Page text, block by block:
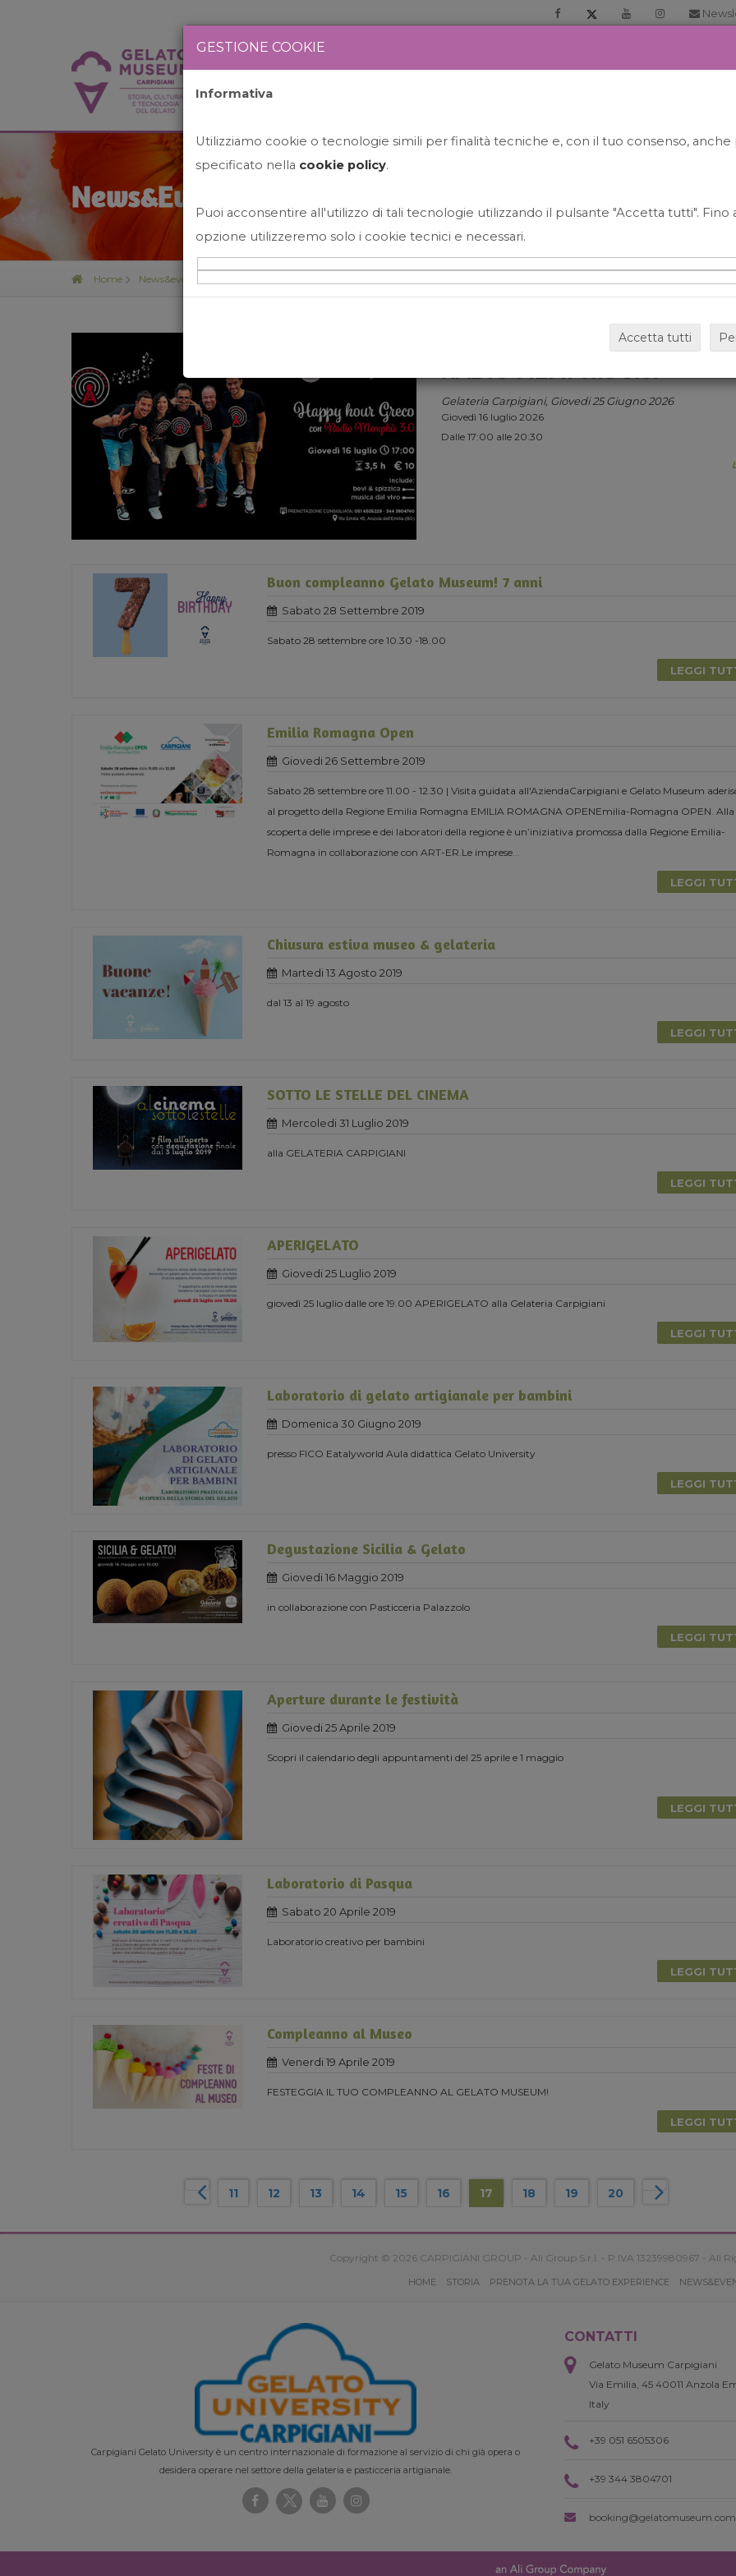
News&Events
Home News&events
HAPPY HOUR GRECO CON
RADIO MEMPHIS 3.0.
Gelateria Carpigiani, Giovedi 25 Giugno 2026
Giovedì 16 luglio 2026
Dalle 17:00 alle 20:30
Buon compleanno Gelato Museum! 7 anni
Sabato 28 Settembre 2019
Sabato 28 settembre ore 10.30 -18.00
LEGGI
Emilia Romagna Open
Giovedi 26 Settembre 2019
Sabato 28 settembre ore 11.00 - 12.30 | Visita guidata all'AziendaCarpigiani e Gelato Museum
al progetto della Regione Emilia Romagna EMILIA ROMAGNA OPENEmilia-Romagna OPEN. Alla
scoperta delle imprese e dei laboratori della regione è un’iniziativa promossa dalla Regione Emilia-
Romagna in collaborazione con ART-ER.Le imprese
LEGGI
Chiusura estiva museo & gelateria
Martedi 13 Agosto 2019
dal 13 al 19 agosto
LEGGI
SOTTO LE STELLE DEL CINEMA
Mercoledi 31 Luglio 2019
alla GELATERIA CARPIGIANI
LEGGI
APERIGELATO
Giovedi 25 Luglio 2019
giovedì 25 luglio dalle ore 19.00 APERIGELATO alla Gelateria Carpigiani
LEGGI
Laboratorio di gelato artigianale per bambini
Domenica 30 Giugno 2019
presso FICO Eatalyworld Aula didattica Gelato University
LEGGI
Degustazione Sicilia & Gelato
Giovedi 16 Maggio 2019
in collaborazione con Pasticceria Palazzolo
LEGGI
Aperture durante le festività
Giovedi 25 Aprile 2019
Scopri il calendario degli appuntamenti del 25 aprile e 1 maggio
LEGGI
Laboratorio di Pasqua
Sabato 20 Aprile 2019
Laboratorio creativo per bambini
LEGGI
Compleanno al Museo
Venerdi 19 Aprile 2019
FESTEGGIA IL TUO COMPLEANNO AL GELATO MUSEUM!
LEGGI
11 12 13 14 15 16 17 18 19 20
Copyright © 2026 CARPIGIANI GROUP - Ali Group S.r.l. - P.IVA 13239980967 - All
HOME STORIA PRENOTA LA TUA GELATO EXPERIENCE
Carpigiani Gelato University è un centro internazionale di formazione al servizio di chi già opera o
desidera operare nel settore della gelateria e pasticceria artigianale.
CONTATTI
Gelato Museum Carpigiani
Via Emilia, 45 40011 Anzola
Italy
+39 051 6505306
+39 344 3804701
booking@gelatomuseum.com
GESTIONE COOKIE
Informativa
Utilizziamo cookie o tecnologie simili per finalità tecniche e, con il tuo consenso,
specificato nella cookie policy.
Puoi acconsentire all'utilizzo di tali tecnologie utilizzando il pulsante "Accetta tutti". Fino
opzione utilizzeremo solo i cookie tecnici e necessari.
Accetta tutti